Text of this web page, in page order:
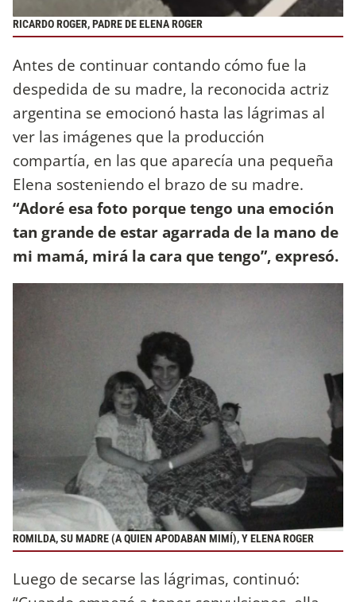
RICARDO ROGER, PADRE DE ELENA ROGER
Antes de continuar contando cómo fue la
despedida de su madre, la reconocida actriz
argentina se emocionó hasta las lágrimas al
ver las imágenes que la producción
compartía, en las que aparecía una pequeña
Elena sosteniendo el brazo de su madre.
“Adoré esa foto porque tengo una emoción
tan grande de estar agarrada de la mano de
mi mamá, mirá la cara que tengo”, expresó.
ROMILDA, SU MADRE (A QUIEN APODABAN MIMÍ), Y ELENA ROGER
Luego de secarse las lágrimas, continuó: